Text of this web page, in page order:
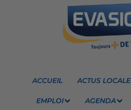
ACCUEIL ACTUS
EMPLOI AGENDA